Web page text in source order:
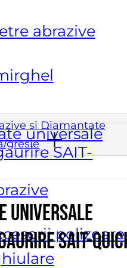
abrazive
si Diamantate
gresie
polizoare
▸
CAROTE
PENTRU GAURIRE
universale
SAIT-